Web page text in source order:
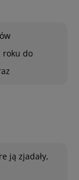
roku do
ją zjadały,